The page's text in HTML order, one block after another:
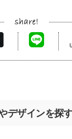
デザインを探